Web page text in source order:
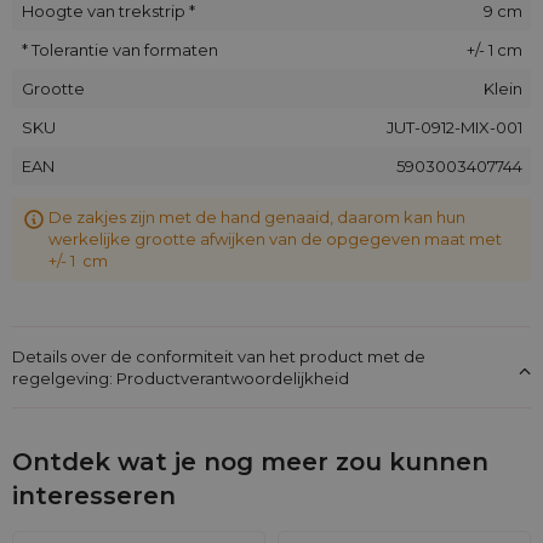
Duurzaamheid en esthetiek
: Jute zakjes zijn niet alleen
duurzaam, maar ook esthetisch, waardoor ze de ideale
verpakking zijn voor verschillende gelegenheden.
Maatwerk op bestelling
: Dankzij de mogelijkheid om
zakjes de ideale oplossing voor bedrijven die hun
producten willen onderscheiden.
we bulkorders en B2B-bestellingen snel kunnen uitvoeren.
Technische specificaties
Kleuren : Mix van kleuren (kleuren worden willekeurig
verpakt)
Eco-vriendelijke aanpak
Bij Saketos houden we rekening met het milieu. Onze jute
Hoogte van trekstrip *
9 cm
* Tolerantie van formaten
+/- 1 cm
Grootte
Klein
SKU
JUT-0912-MIX-001
EAN
5903003407744
De zakjes zijn met de hand genaaid, daarom kan hun
werkelijke grootte afwijken van de opgegeven maat met
+/- 1 cm
Details over de conformiteit van het product met de
regelgeving: Productverantwoordelijkheid
Ontdek wat je nog meer zou kunnen
interesseren